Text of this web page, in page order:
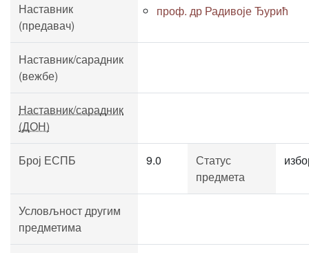
Наставник
(предавач)
проф. др Радивоје Ђурић
Наставник/сарадник
(вежбе)
Наставник/сарадник
(ДОН)
Број ЕСПБ 9.0
Статус
предмета
Условљност другим
предметима